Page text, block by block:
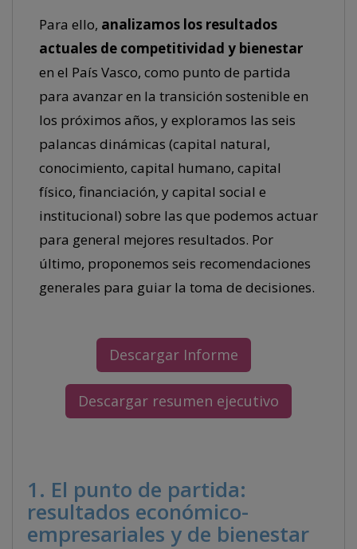
Para ello, analizamos los resultados
actuales de competitividad y bienestar
en el País Vasco, como punto de partida
para avanzar en la transición sostenible en
los próximos años, y exploramos las seis
palancas dinámicas (capital natural,
conocimiento, capital humano, capital
físico, financiación, y capital social e
institucional) sobre las que podemos actuar
para general mejores resultados. Por
último, proponemos seis recomendaciones
generales para guiar la toma de decisiones.
Descargar Informe
Descargar resumen ejecutivo
1. El punto de partida:
resultados económico-
empresariales y de bienestar